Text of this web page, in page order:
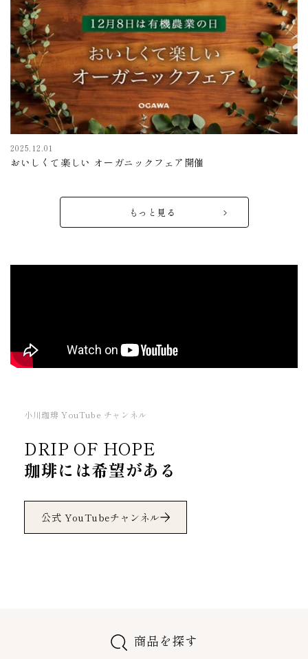
2025.12.01
おいしくて楽しい オーガニックフェア開催
もっと見る
小川珈琲 YouTube チャンネル
DRIP OF HOPE
珈琲には希望がある
公式 YouTubeチャンネル
商品を探す